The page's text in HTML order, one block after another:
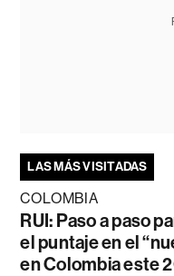
LAS MÁS VISITADAS
COLOMBIA
RUI: Paso a paso
el puntaje en el
en Colombia este